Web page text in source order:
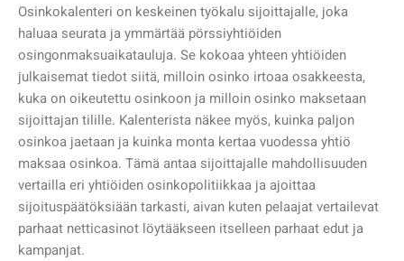
Osinkokalenteri on keskeinen työkalu sijoittajalle, joka
haluaa seurata ja ymmärtää pörssiyhtiöiden
osingonmaksuaikatauluja. Se kokoaa yhteen yhtiöiden
julkaisemat tiedot siitä, milloin osinko irtoaa osakkeesta,
kuka on oikeutettu osinkoon ja milloin osinko maksetaan
sijoittajan tilille. Kalenterista näkee myös, kuinka paljon
osinkoa jaetaan ja kuinka monta kertaa vuodessa yhtiö
maksaa osinkoa. Tämä antaa sijoittajalle mahdollisuuden
vertailla eri yhtiöiden osinkopolitiikkaa ja ajoittaa
sijoituspäätöksiään tarkasti, aivan kuten pelaajat vertailevat
parhaat netticasinot löytääkseen itselleen parhaat edut ja
kampanjat.